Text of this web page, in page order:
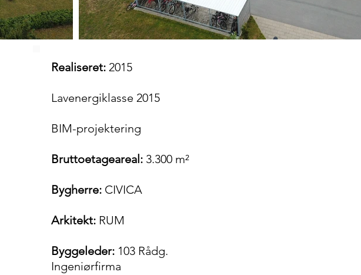
Realiseret: 2015
Lavenergiklasse 2015
BIM-projektering
Bruttoetageareal: 3.300 m²
Bygherre: CIVICA
Arkitekt: RUM
Byggeleder: 103 Rådg.
Ingeniørfirma